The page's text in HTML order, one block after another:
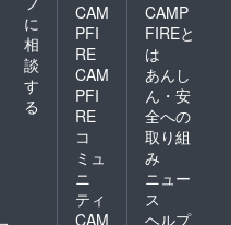
に
相
談
す
る
CAM
PFI
RE
CAM
PFI
RE
コ
ミュ
ニ
ティ
CAM
CAMP
FIREと
は
あんし
ん・安
全への
取り組
み
ニュー
ス
ヘルプ